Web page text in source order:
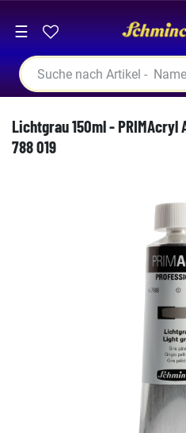
☰
Lichtgrau 150ml - PRIMAcryl
788 019